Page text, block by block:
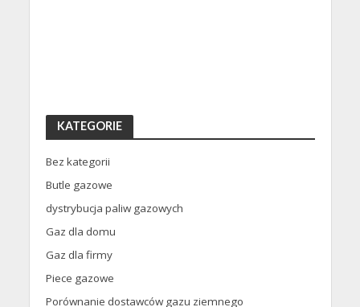
KATEGORIE
Bez kategorii
Butle gazowe
dystrybucja paliw gazowych
Gaz dla domu
Gaz dla firmy
Piece gazowe
Porównanie dostawców gazu ziemnego